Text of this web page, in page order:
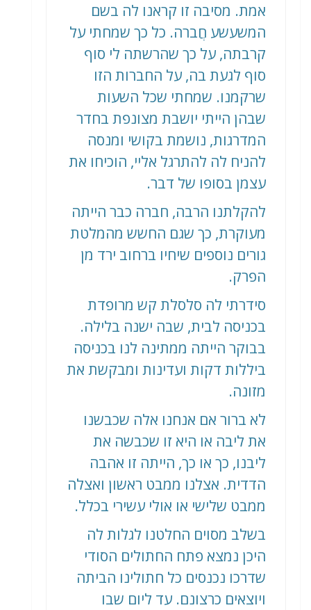
אמת. מסיבה זו קראנו לה בשם
המשעשע חֲברה. כל כך שמחתי על
קרבתה, על כך שהרשתה לי סוף
סוף לגעת בה, על החברות הזו
שרקמנו. שמחתי שכל השעות
שבהן הייתי יושבת מצונפת בחדר
המדרגות, נושמת בקושי ומנסה
להניח לה להתרגל אליי, הוכיחו את
עצמן בסופו של דבר.
להקלתנו הרבה, חברה כבר הייתה
מעוקרת, כך שגם החשש מהמלטת
גורים נוספים שיחיו ברחוב ירד מן
הפרק.
סידרתי לה סלסלת קש מרופדת
בכניסה לבית, שבה ישנה בלילה.
בבוקר הייתה ממתינה לנו בכניסה
ביללות דקות ועדינות ומבקשת את
מזונה.
לא ברור אם אנחנו אלה שכבשנו
את ליבה או היא זו שכבשה את
ליבנו, כך או כך, הייתה זו אהבה
הדדית. אצלנו ממבט ראשון ואצלה
ממבט שלישי או אולי עשירי בכלל.
בשלב מסוים החלטנו לגלות לה
היכן נמצא פתח החתולים הסודי
שדרכו נכנסים כל חתולינו הביתה
ויוצאים כרצונם. עד ליום שבו